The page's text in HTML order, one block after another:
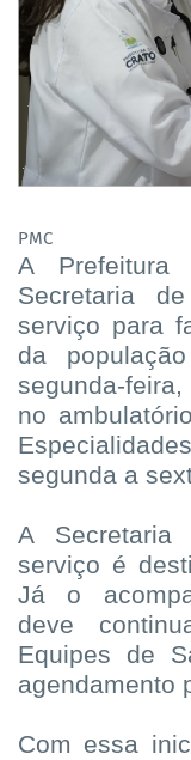
PMC
A
Secretaria
serviço para
da
segunda-
no
segunda a
A
serviço é
Já o
deve
Equipes de
agendamento
Com essa